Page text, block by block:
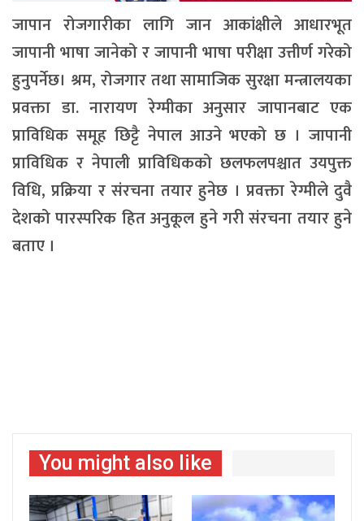
जापान रोजगारीका लागि जान आकांक्षीले आधारभूत
जापानी भाषा जानेको र जापानी भाषा परीक्षा उत्तीर्ण गरेको
हुनुपर्नेछ। श्रम, रोजगार तथा सामाजिक सुरक्षा मन्त्रालयका
प्रवक्ता डा. नारायण रेग्मीका अनुसार जापानबाट एक
प्राविधिक समूह छिट्टै नेपाल आउने भएको छ । जापानी
प्राविधिक र नेपाली प्राविधिकको छलफलपश्चात उयपुक्त
विधि, प्रक्रिया र संरचना तयार हुनेछ । प्रवक्ता रेग्मीले दुवै
देशको पारस्परिक हित अनुकूल हुने गरी संरचना तयार हुने
बताए ।
You might also like